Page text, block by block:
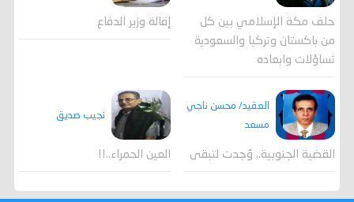
حلف مكة الإسلامي بين كل
من باكستان وتركيا والسعودية
تساؤلات وابعاده
إقالة وزير الدفاع
العقيد/ محسن ناجي
مسعد
القضية الجنوبية.. وُجدت لتبقى
نجيب صديق
العين الحمراء..!!